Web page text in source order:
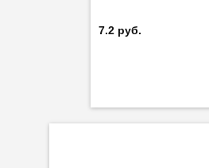
7.2 руб.